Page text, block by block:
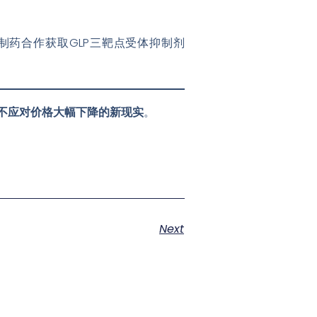
药合作获取GLP三靶点受体抑制剂
应对价格大幅下降的新现实。
Next